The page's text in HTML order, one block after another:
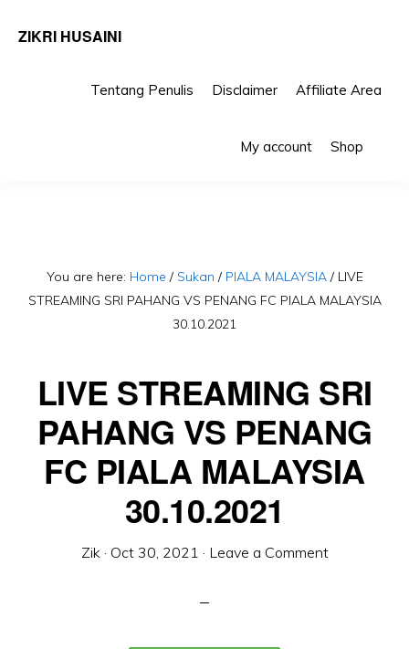
ZIKRI HUSAINI
Tentang Penulis Disclaimer Affiliate Area
My account Shop
You are here: Home / Sukan / PIALA MALAYSIA /LIVE
STREAMING SRI PAHANG VS PENANG FC PIALA MALAYSIA
30.10.2021
LIVE STREAMING SRI
PAHANG VS PENANG
FC PIALA MALAYSIA
30.10.2021
Zik· Oct 30, 2021 · Leave a Comment